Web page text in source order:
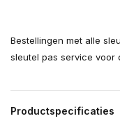
Bestellingen met alle
sleutel pas service voor
Productspecificaties